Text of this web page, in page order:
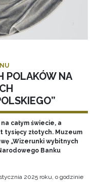
POLAKÓW NA
całym świecie, a
złotych. Muzeum
„Wizerunki wybitnych
Banku
2025 roku, o godzinie